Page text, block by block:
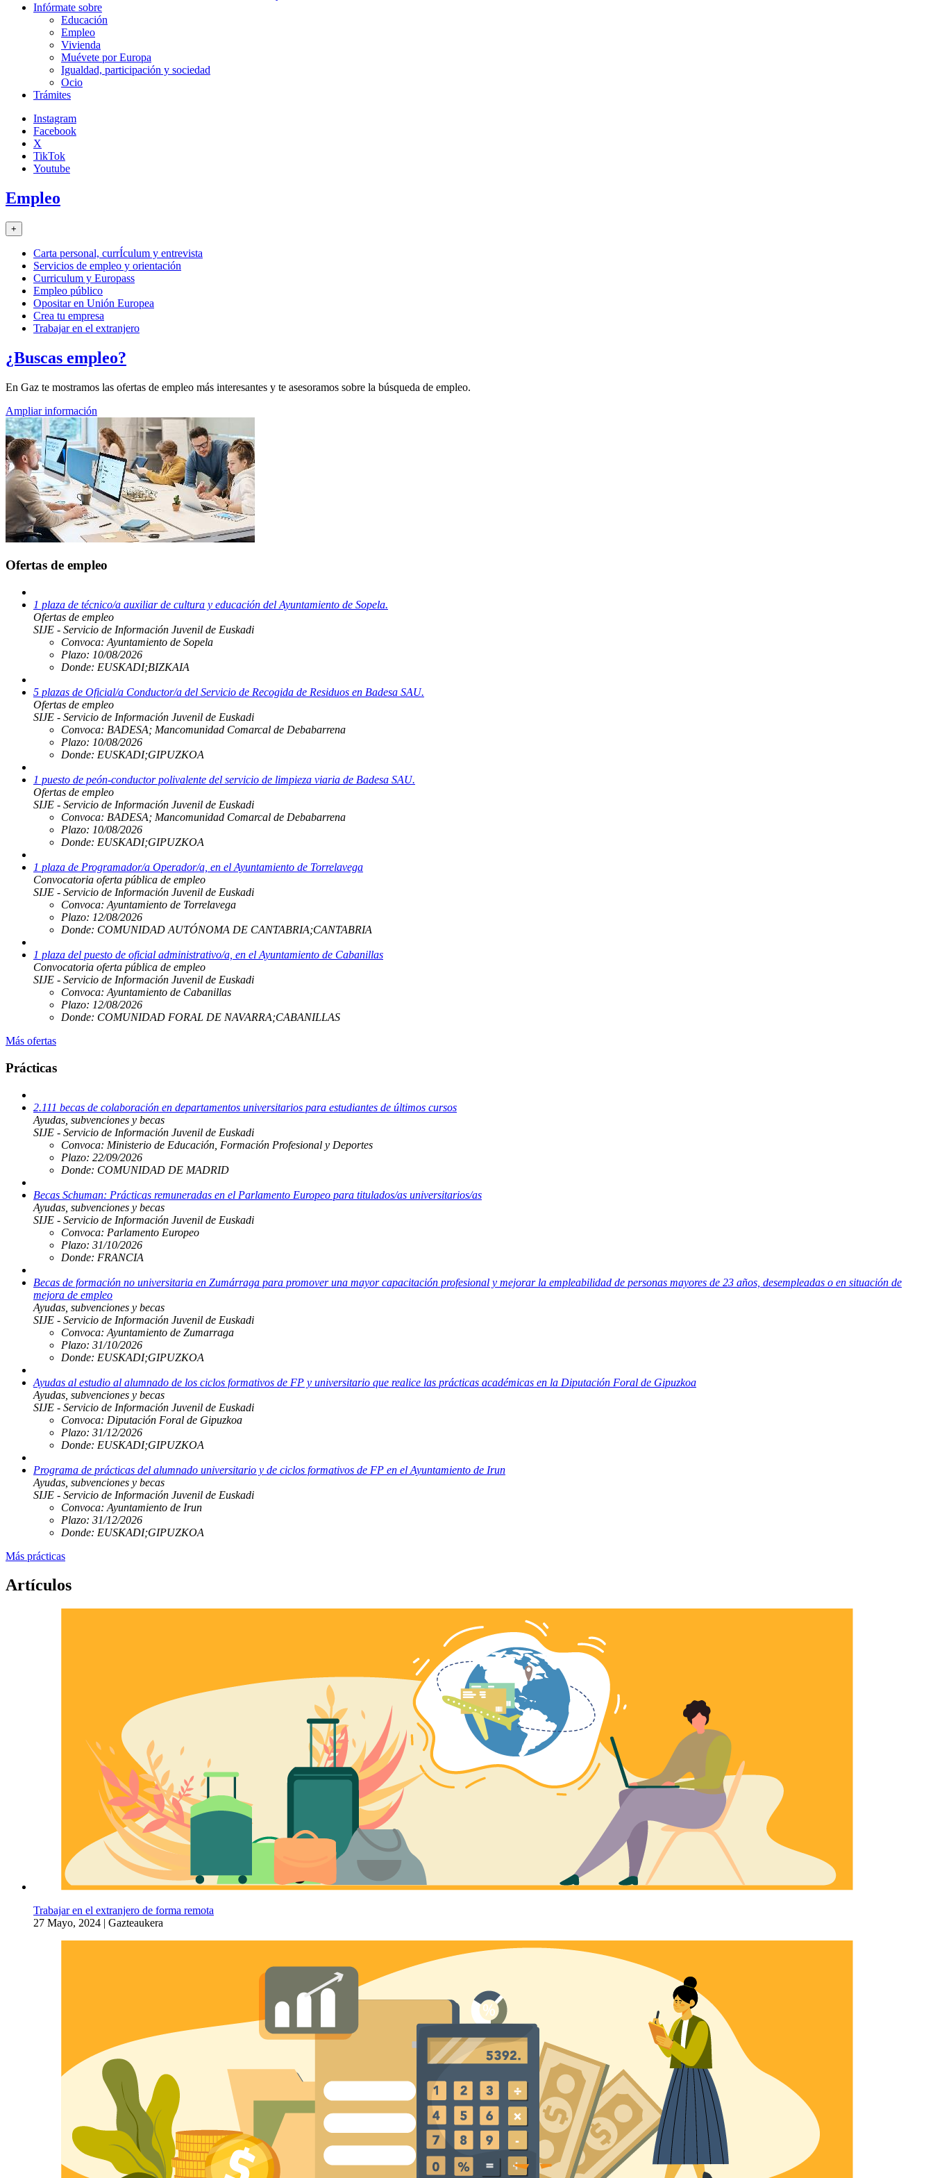
Infórmate sobre
Educación
Empleo
Vivienda
Muévete por Europa
Igualdad, participación y sociedad
Ocio
Trámites
Instagram
Facebook
X
TikTok
Youtube
Empleo
+
Carta personal, currÍculum y entrevista
Servicios de empleo y orientación
Curriculum y Europass
Empleo público
Opositar en Unión Europea
Crea tu empresa
Trabajar en el extranjero
¿Buscas empleo?
En Gaz te mostramos las ofertas de empleo más interesantes y te asesoramos sobre la búsqueda de empleo.
Ampliar información
Ofertas de empleo
1 plaza de técnico/a auxiliar de cultura y educación del Ayuntamiento de Sopela.
Ofertas de empleo
SIJE - Servicio de Información Juvenil de Euskadi
Convoca: Ayuntamiento de Sopela
Plazo: 10/08/2026
Donde: EUSKADI;BIZKAIA
5 plazas de Oficial/a Conductor/a del Servicio de Recogida de Residuos en Badesa SAU.
Ofertas de empleo
SIJE - Servicio de Información Juvenil de Euskadi
Convoca: BADESA; Mancomunidad Comarcal de Debabarrena
Plazo: 10/08/2026
Donde: EUSKADI;GIPUZKOA
1 puesto de peón-conductor polivalente del servicio de limpieza viaria de Badesa SAU.
Ofertas de empleo
SIJE - Servicio de Información Juvenil de Euskadi
Convoca: BADESA; Mancomunidad Comarcal de Debabarrena
Plazo: 10/08/2026
Donde: EUSKADI;GIPUZKOA
1 plaza de Programador/a Operador/a, en el Ayuntamiento de Torrelavega
Convocatoria oferta pública de empleo
SIJE - Servicio de Información Juvenil de Euskadi
Convoca: Ayuntamiento de Torrelavega
Plazo: 12/08/2026
Donde: COMUNIDAD AUTÓNOMA DE CANTABRIA;CANTABRIA
1 plaza del puesto de oficial administrativo/a, en el Ayuntamiento de Cabanillas
Convocatoria oferta pública de empleo
SIJE - Servicio de Información Juvenil de Euskadi
Convoca: Ayuntamiento de Cabanillas
Plazo: 12/08/2026
Donde: COMUNIDAD FORAL DE NAVARRA;CABANILLAS
Más ofertas
Prácticas
2.111 becas de colaboración en departamentos universitarios para estudiantes de últimos cursos
Ayudas, subvenciones y becas
SIJE - Servicio de Información Juvenil de Euskadi
Convoca: Ministerio de Educación, Formación Profesional y Deportes
Plazo: 22/09/2026
Donde: COMUNIDAD DE MADRID
Becas Schuman: Prácticas remuneradas en el Parlamento Europeo para titulados/as universitarios/as
Ayudas, subvenciones y becas
SIJE - Servicio de Información Juvenil de Euskadi
Convoca: Parlamento Europeo
Plazo: 31/10/2026
Donde: FRANCIA
Becas de formación no universitaria en Zumárraga para promover una mayor capacitación profesional y mejorar la empleabilidad de personas mayores de 23 años, desempleadas o en situación de
mejora de empleo
Ayudas, subvenciones y becas
SIJE - Servicio de Información Juvenil de Euskadi
Convoca: Ayuntamiento de Zumarraga
Plazo: 31/10/2026
Donde: EUSKADI;GIPUZKOA
Ayudas al estudio al alumnado de los ciclos formativos de FP y universitario que realice las prácticas académicas en la Diputación Foral de Gipuzkoa
Ayudas, subvenciones y becas
SIJE - Servicio de Información Juvenil de Euskadi
Convoca: Diputación Foral de Gipuzkoa
Plazo: 31/12/2026
Donde: EUSKADI;GIPUZKOA
Programa de prácticas del alumnado universitario y de ciclos formativos de FP en el Ayuntamiento de Irun
Ayudas, subvenciones y becas
SIJE - Servicio de Información Juvenil de Euskadi
Convoca: Ayuntamiento de Irun
Plazo: 31/12/2026
Donde: EUSKADI;GIPUZKOA
Más prácticas
Artículos
Trabajar en el extranjero de forma remota
27 Mayo, 2024 | Gazteaukera